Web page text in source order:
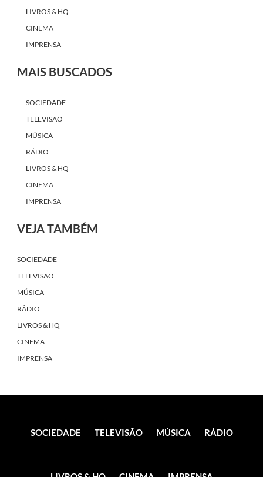
LIVROS & HQ
CINEMA
IMPRENSA
MAIS BUSCADOS
SOCIEDADE
TELEVISÃO
MÚSICA
RÁDIO
LIVROS & HQ
CINEMA
IMPRENSA
VEJA TAMBÉM
SOCIEDADE
TELEVISÃO
MÚSICA
RÁDIO
LIVROS & HQ
CINEMA
IMPRENSA
SOCIEDADE TELEVISÃO MÚSICA RÁDIO